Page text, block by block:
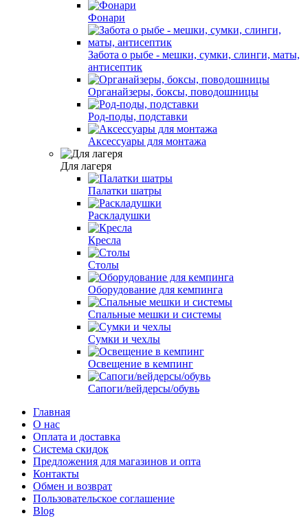
Фонари
Забота о рыбе - мешки, сумки, слинги, маты,
антисептик
Органайзеры, боксы, поводошницы
Род-поды, подставки
Аксессуары для монтажа
Для лагеря
Палатки шатры
Раскладушки
Кресла
Столы
Оборудование для кемпинга
Спальные мешки и системы
Сумки и чехлы
Освещение в кемпинг
Сапоги/вейдерсы/обувь
Главная
О нас
Оплата и доставка
Система скидок
Предложения для магазинов и опта
Контакты
Обмен и возврат
Пользовательское соглашение
Blog